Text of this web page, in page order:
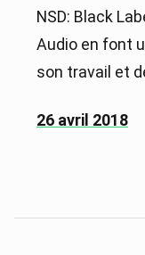
NSD: Black
Audio en font
son travail et
26 avril 2018